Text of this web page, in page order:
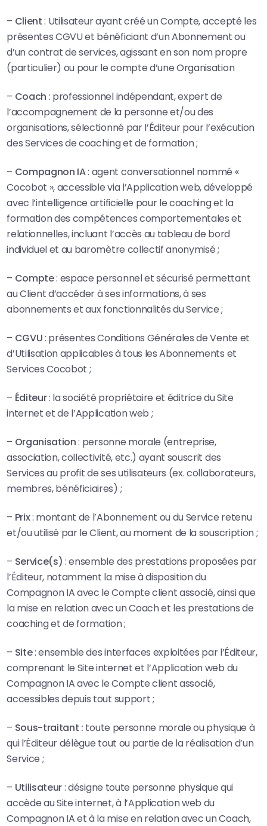
– Client: Utilisateur ayant créé un Compte, accepté les
présentes CGVU et bénéficiant d’un Abonnement ou
d’un contrat de services, agissant en son nom propre
(particulier) ou pour le compte d’une Organisation
– Coach : professionnel indépendant, expert de
l’accompagnement de la personne et/ou des
organisations, sélectionné par l’Éditeur pour l’exécution
des Services de coaching et de formation ;
– Compagnon IA: agent conversationnel nommé «
Cocobot », accessible via l’Application web, développé
avec l’intelligence artificielle pour le coaching et la
formation des compétences comportementales et
relationnelles, incluant l’accès au tableau de bord
individuel et au baromètre collectif anonymisé ;
– Compte: espace personnel et sécurisé permettant
au Client d’accéder à ses informations, à ses
abonnements et aux fonctionnalités du Service ;
– CGVU: présentes Conditions Générales de Vente et
d’Utilisation applicables à tous les Abonnements et
Services Cocobot ;
– Éditeur: la société propriétaire et éditrice du Site
internet et de l’Application web ;
– Organisation: personne morale (entreprise,
association, collectivité, etc.) ayant souscrit des
Services au profit de ses utilisateurs (ex. collaborateurs,
membres, bénéficiaires) ;
– Prix: montant de l’Abonnement ou du Service retenu
et/ou utilisé par le Client, au moment de la souscription ;
– Service(s) : ensemble des prestations proposées par
l’Éditeur, notamment la mise à disposition du
Compagnon IA avec le Compte client associé, ainsi que
la mise en relation avec un Coach et les prestations de
coaching et de formation ;
– Site: ensemble des interfaces exploitées par l’Éditeur,
comprenant le Site internet et l’Application web du
Compagnon IA avec le Compte client associé,
accessibles depuis tout support ;
– Sous-traitant : toute personne morale ou physique à
qui l’Éditeur délègue tout ou partie de la réalisation d’un
Service ;
– Utilisateur: désigne toute personne physique qui
accède au Site internet, à l’Application web du
Compagnon IA et à la mise en relation avec un Coach,